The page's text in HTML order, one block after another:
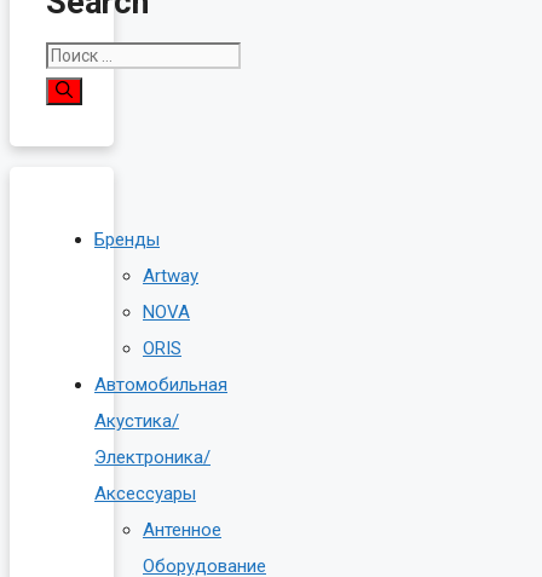
Поиск:
Бренды
Artway
NOVA
ORIS
Автомобильная
Акустика/
Электроника/
Аксессуары
Антенное
Оборудование